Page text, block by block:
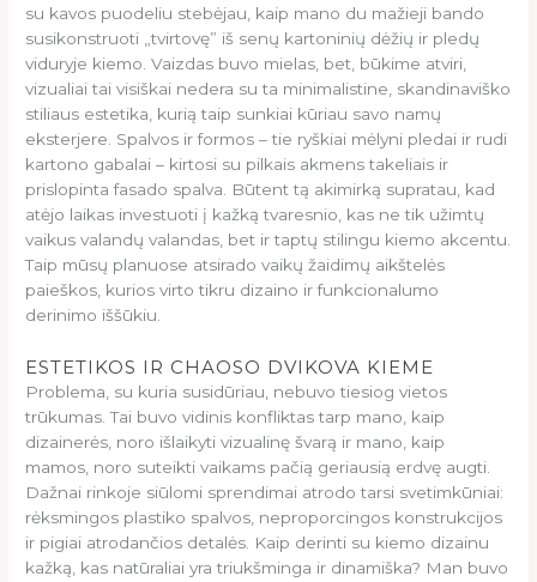
su kavos puodeliu stebėjau, kaip mano du mažieji bando
susikonstruoti „tvirtovę” iš senų kartoninių dėžių ir pledų
viduryje kiemo. Vaizdas buvo mielas, bet, būkime atviri,
vizualiai tai visiškai nedera su ta minimalistine, skandinaviško
stiliaus estetika, kurią taip sunkiai kūriau savo namų
eksterjere. Spalvos ir formos – tie ryškiai mėlyni pledai ir rudi
kartono gabalai – kirtosi su pilkais akmens takeliais ir
prislopinta fasado spalva. Būtent tą akimirką supratau, kad
atėjo laikas investuoti į kažką tvaresnio, kas ne tik užimtų
vaikus valandų valandas, bet ir taptų stilingu kiemo akcentu.
Taip mūsų planuose atsirado vaikų žaidimų aikštelės
paieškos, kurios virto tikru dizaino ir funkcionalumo
derinimo iššūkiu.
ESTETIKOS IR CHAOSO DVIKOVA KIEME
Problema, su kuria susidūriau, nebuvo tiesiog vietos
trūkumas. Tai buvo vidinis konfliktas tarp mano, kaip
dizainerės, noro išlaikyti vizualinę švarą ir mano, kaip
mamos, noro suteikti vaikams pačią geriausią erdvę augti.
Dažnai rinkoje siūlomi sprendimai atrodo tarsi svetimkūniai:
rėksmingos plastiko spalvos, neproporcingos konstrukcijos
ir pigiai atrodančios detalės. Kaip derinti su kiemo dizainu
kažką, kas natūraliai yra triukšminga ir dinamiška? Man buvo